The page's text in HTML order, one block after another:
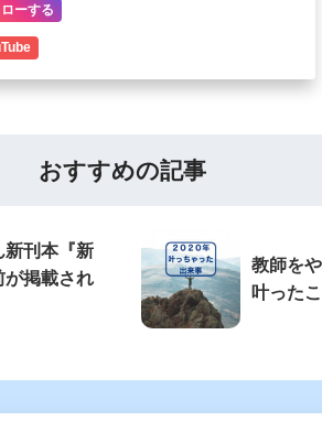
ーする
おすすめの記事
新刊本『新
が掲載され
教師を
叶った